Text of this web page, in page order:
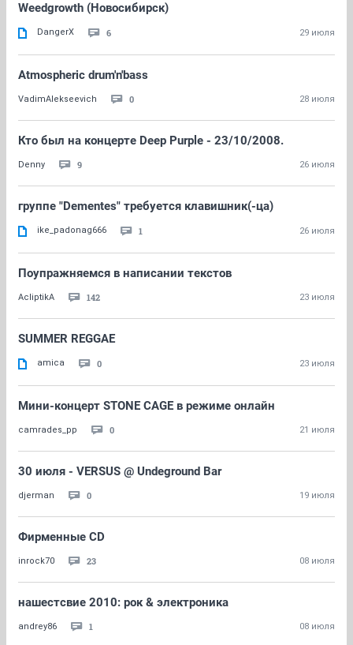
Weedgrowth (Новосибирск)
DangerX 6 29 июля
Atmospheric drum'n'bass
VadimAlekseevich 0 28 июля
Кто был на концерте Deep Purple - 23/10/2008.
Denny 9 26 июля
группе "Dementes" требуется клавишник(-ца)
ike_padonag666 1 26 июля
Поупражняемся в написании текстов
AcliptikA 142 23 июля
SUMMER REGGAE
amica 0 23 июля
Мини-концерт STONE CAGE в режиме онлайн
camrades_pp 0 21 июля
30 июля - VERSUS @ Undeground Bar
djerman 0 19 июля
Фирменные CD
inrock70 23 08 июля
нашестсвие 2010: рок & электроника
andrey86 1 08 июля